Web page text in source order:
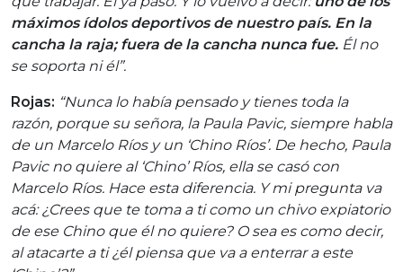
máximos ídolos deportivos de nuestro país. En la
cancha la raja; fuera de la cancha nunca fue. Él no
se soporta ni él”.
Rojas: “Nunca lo había pensado y tienes toda la
razón, porque su señora, la Paula Pavic, siempre habla
de un Marcelo Ríos y un ‘Chino Ríos’. De hecho, Paula
Pavic no quiere al ‘Chino’ Ríos, ella se casó con
Marcelo Ríos. Hace esta diferencia. Y mi pregunta va
acá: ¿Crees que te toma a ti como un chivo expiatorio
de ese Chino que él no quiere? O sea es como decir,
al atacarte a ti ¿él piensa que va a enterrar a este